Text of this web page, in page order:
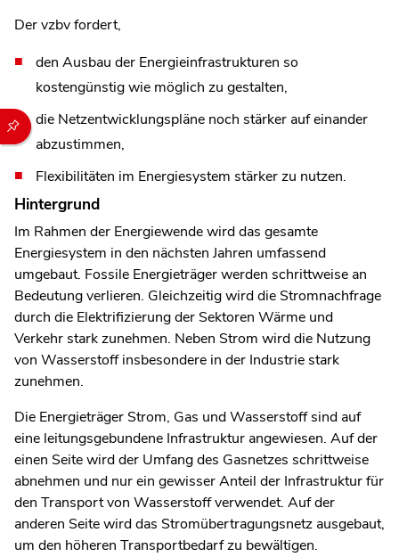
Durch die folgenden Buttons können Sie direkt auf einen
Der vzbv fordert,
den Ausbau der Energieinfrastrukturen so
kostengünstig wie möglich zu gestalten,
die Netzentwicklungspläne noch stärker auf einander
abzustimmen,
Flexibilitäten im Energiesystem stärker zu nutzen.
Hintergrund
Im Rahmen der Energiewende wird das gesamte
Energiesystem in den nächsten Jahren umfassend
umgebaut. Fossile Energieträger werden schrittweise an
Bedeutung verlieren. Gleichzeitig wird die Stromnachfrage
durch die Elektrifizierung der Sektoren Wärme und
Verkehr stark zunehmen. Neben Strom wird die Nutzung
von Wasserstoff insbesondere in der Industrie stark
zunehmen.
Die Energieträger Strom, Gas und Wasserstoff sind auf
eine leitungsgebundene Infrastruktur angewiesen. Auf der
einen Seite wird der Umfang des Gasnetzes schrittweise
abnehmen und nur ein gewisser Anteil der Infrastruktur für
den Transport von Wasserstoff verwendet. Auf der
anderen Seite wird das Stromübertragungsnetz ausgebaut,
um den höheren Transportbedarf zu bewältigen.